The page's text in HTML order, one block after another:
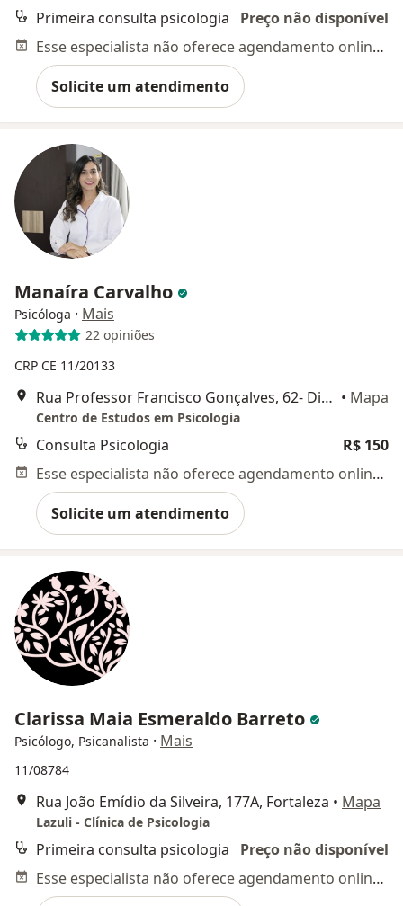
Primeira consulta psicologia
Preço não disponível
Esse especialista não oferece agendamento online para esse endereço.
Solicite um atendimento
Manaíra Carvalho
Psicóloga · Mais
22 opiniões
CRP CE 11/20133
Rua Professor Francisco Gonçalves, 62- Dionisio Torres, Fortaleza • Mapa
Centro de Estudos em Psicologia
Consulta Psicologia
R$ 150
Esse especialista não oferece agendamento online para esse endereço.
Solicite um atendimento
Clarissa Maia Esmeraldo Barreto
Psicólogo, Psicanalista · Mais
11/08784
Rua João Emídio da Silveira, 177A, Fortaleza • Mapa
Lazuli - Clínica de Psicologia
Primeira consulta psicologia
Preço não disponível
Esse especialista não oferece agendamento online para esse endereço.